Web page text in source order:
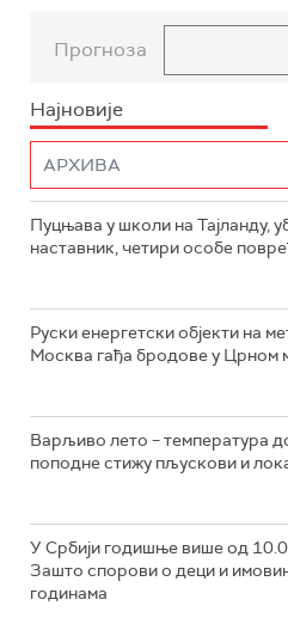
Прогноза
Најновије
Пуцњава у школи на Тајланду,
наставник, четири особе
Руски енергетски објекти на
Москва гађа бродове у Црном
Варљиво лето – температура
поподне стижу пљускови и
У Србији годишње више од
Зашто спорови о деци и
годинама